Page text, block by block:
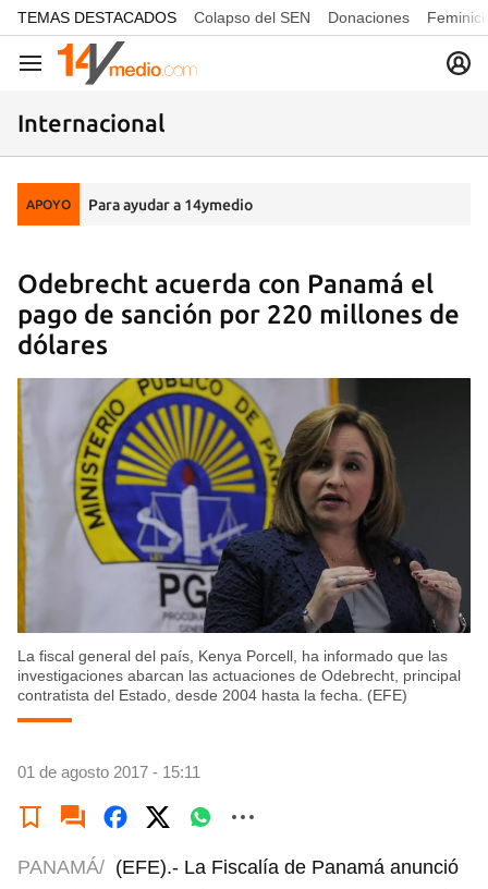
common.go-to-content
TEMAS DESTACADOS Colapso del SEN Donaciones
Navegación
Internacional
APOYO Para ayudar a 14ymedio
Odebrecht acuerda con Panamá el
pago de sanción por 220 millones de
dólares
La fiscal general del país, Kenya Porcell, ha informado que las
investigaciones abarcan las actuaciones de Odebrecht, principal
contratista del Estado, desde 2004 hasta la fecha. (EFE)
01 de agosto 2017 - 15:11
PANAMÁ/ (EFE).- La Fiscalía de Panamá anunció